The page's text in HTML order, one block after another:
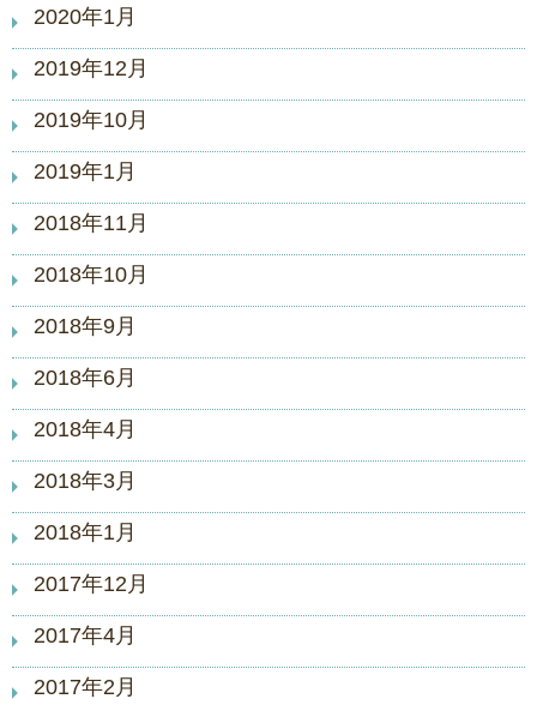
2020年1月
2019年12月
2019年10月
2019年1月
2018年11月
2018年10月
2018年9月
2018年6月
2018年4月
2018年3月
2018年1月
2017年12月
2017年4月
2017年2月